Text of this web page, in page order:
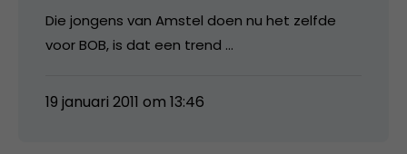
Die jongens van Amstel doen nu het zelfde
voor BOB, is dat een trend …
19 januari 2011 om 13:46